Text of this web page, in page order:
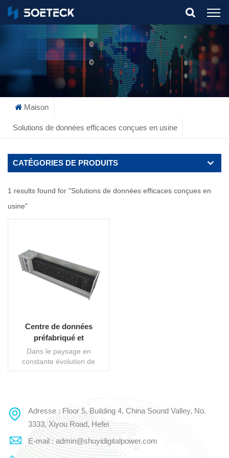
What Are You Looking For?
Maison
Solutions de données efficaces conçues en usine
CATÉGORIES DE PRODUITS
1 results found for "Solutions de données efficaces conçues en
usine"
Centre de données
préfabriqué et
conteneurisé pour votre
avenir numérique
Dans le paysage en
constante évolution de
l’innovation numérique,
de transformation. Cette
solution de pointe allie
harmonieusement
technologie avancée et
conception modulaire,
LIRE LA SUITE
Adresse : Floor 5, Building 4, China Sound Valley, No.
3333, Xiyou Road, Hefei
E-mail : admin@shuyidigitalpower.com